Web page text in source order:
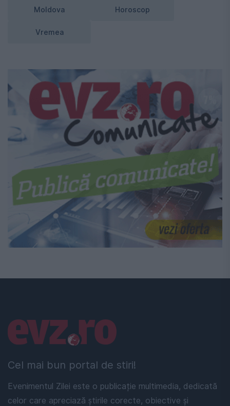
Moldova Horoscop
Vremea
Cel mai bun portal de stiri!
Evenimentul Zilei este o publicație multimedia, dedicată
celor care apreciază știrile corecte, obiective și
Linkuri utile